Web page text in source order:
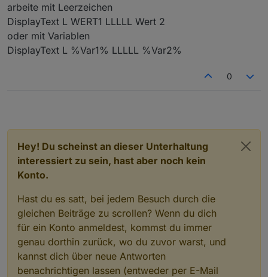
1 ab ?
Dann könnte ich das 2. ja über dem 1. platzieren,
arbeite mit Leerzeichen
DisplayText L WERT1 LLLLL Wert 2
oder mit Variablen
DisplayText L %Var1% LLLLL %Var2%
0
Hey! Du scheinst an dieser Unterhaltung
interessiert zu sein, hast aber noch kein
Konto.
Hast du es satt, bei jedem Besuch durch die
gleichen Beiträge zu scrollen? Wenn du dich
für ein Konto anmeldest, kommst du immer
genau dorthin zurück, wo du zuvor warst, und
kannst dich über neue Antworten
benachrichtigen lassen (entweder per E-Mail